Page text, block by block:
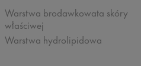
Warstwa brodawkowata skóry
właściwej
Warstwa hydrolipidowa